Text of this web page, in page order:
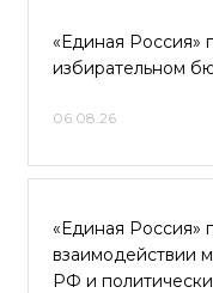
«Единая Россия»
избирательном
06.08.26
«Единая Россия»
взаимодействии
РФ и